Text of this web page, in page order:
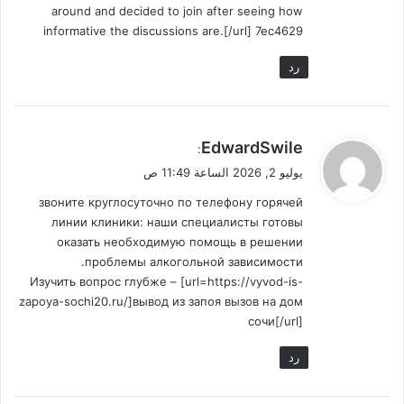
around and decided to join after seeing how
informative the discussions are.[/url] 7ec4629
رد
ي
ل
EdwardSwile
:
يوليو 2, 2026 الساعة 11:49 ص
звоните круглосуточно по телефону горячей
линии клиники: наши специалисты готовы
оказать необходимую помощь в решении
проблемы алкогольной зависимости.
Изучить вопрос глубже – [url=https://vyvod-is-
zapoya-sochi20.ru/]вывод из запоя вызов на дом
сочи[/url]
رد